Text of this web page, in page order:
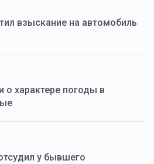
взыскание на автомобиль
о характере погоды в
у бывшего